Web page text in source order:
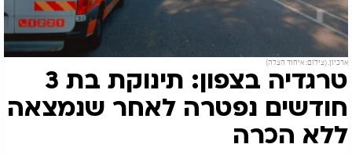
ארכיון. (צילום: איחוד הצלה)
טרגדיה בצפון: תינוקת בת 3
חודשים נפטרה לאחר שנמצאה
ללא הכרה